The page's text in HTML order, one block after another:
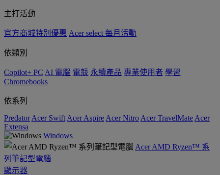
主打活動
官方商城特別優惠 Acer select 每月活動
依類別
Copilot+ PC AI 電腦 電競 永續產品 專業使用者 學習
Chromebooks
依系列
Predator Acer Swift Acer Aspire Acer Nitro Acer TravelMate Acer
Extensa
Windows
Acer AMD Ryzen™ 系
列筆記型電腦
顯示器